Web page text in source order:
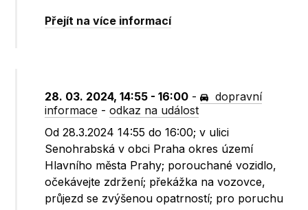
Přejít na více informací
28. 03. 2024, 14:55 - 16:00 -
dopravní
informace -odkaz na událost
Od 28.3.2024 14:55 do 16:00; v ulici
Senohrabská v obci Praha okres území
Hlavního města Prahy; porouchané vozidlo,
očekávejte zdržení; překážka na vozovce,
průjezd se zvýšenou opatrností; pro poruchu